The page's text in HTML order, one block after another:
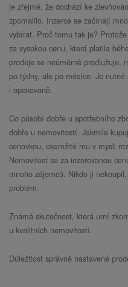
je zřejmé, že dochází ke
zpomalilo. Inzerce se začínají
vybírat. Proč tomu tak je?
za vysokou cenu, která platila
prodeje se neúměrně prodlužuje,
po týdny, ale po měsíce. Je
i opakovaně.
Co působí dobře u spotřebního
dobře u nemovitostí. Jakmile
cenovkou, okamžitě mu v mysli
Nemovitost se za inzerovanou
mnoho zájemců. Nikdo ji
problém.
Známá skutečnost, která umí
u kvalitních nemovitostí.
Důležitost správně nastavené